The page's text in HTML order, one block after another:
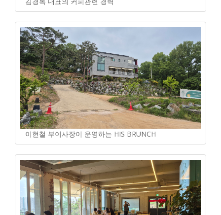
이현철 부이사장이 운영하는 HIS BRUNCH